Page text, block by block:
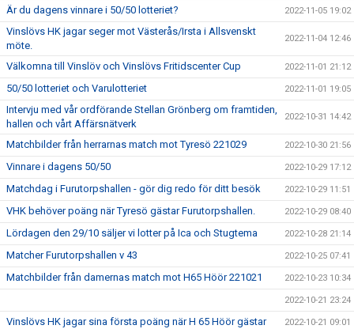
Är du dagens vinnare i 50/50 lotteriet? 2022-11-05 19:02
Vinslövs HK jagar seger mot Västerås/Irsta i Allsvenskt
möte.
2022-11-04 12:46
Välkomna till Vinslöv och Vinslövs Fritidscenter Cup 2022-11-01 21:12
50/50 lotteriet och Varulotteriet 2022-11-01 19:05
Intervju med vår ordförande Stellan Grönberg om framtiden,
hallen och vårt Affärsnätverk
2022-10-31 14:42
Matchbilder från herrarnas match mot Tyresö 221029 2022-10-30 21:56
Vinnare i dagens 50/50 2022-10-29 17:12
Matchdag i Furutorpshallen - gör dig redo för ditt besök 2022-10-29 11:51
VHK behöver poäng när Tyresö gästar Furutorpshallen. 2022-10-29 08:40
Lördagen den 29/10 säljer vi lotter på Ica och Stugtema 2022-10-28 21:14
Matcher Furutorpshallen v 43 2022-10-25 07:41
Matchbilder från damernas match mot H65 Höör 221021 2022-10-23 10:34
2022-10-21 23:24
Vinslövs HK jagar sina första poäng när H 65 Höör gästar 2022-10-21 09:01